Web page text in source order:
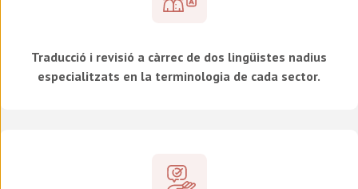
Traducció i revisió a càrrec de dos lingüistes nadius
especialitzats en la terminologia de cada sector.